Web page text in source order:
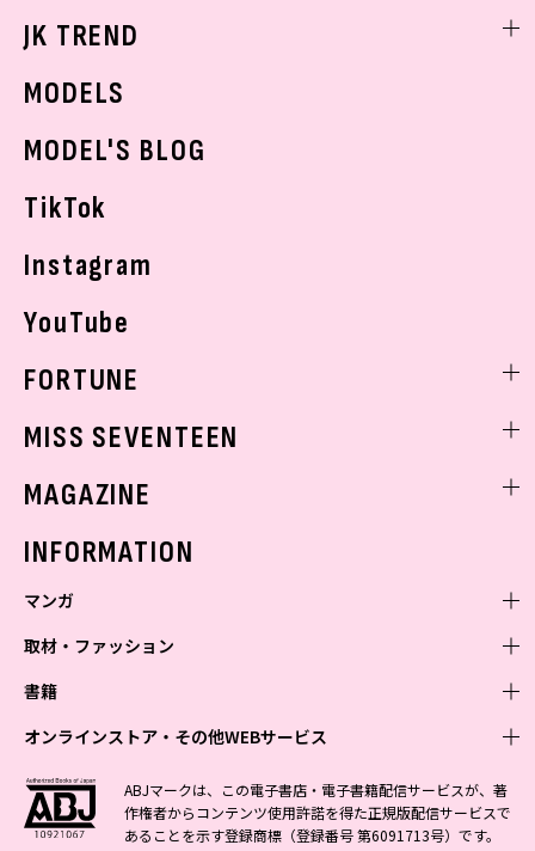
ボディケア
K-POP
モデルの購入品
おでかけ
JK TREND
MODELS
MODEL'S BLOG
TikTok
Instagram
YouTube
FORTUNE
MISS SEVENTEEN
MAGAZINE
INFORMATION
マンガ
少年マンガ
Vジャンプ
最強ジャンプ
少年ジャンプ+
青年マンガ
ZEBRACK
S-MANGA
少女マンガ
ZEBRACK
S-MANGA
女性マンガ
ジャンプTOON
取材・ファッション
ファッション・美容
BAILA
MAQUIA
芸能・情報・スポーツ
週プレNEWS
週プレ グラジャパ!
書籍
文芸・文庫・総合
小説すばる
集英社 文芸ステーション
学芸・ノンフィクション・新書
1日5分で、明日は変わる よみタイ yomitai
ライトノベル・ノベライズ
オンラインストア・その他WEBサービス
オンラインストア
OTO
その他WEBサービス
ABJマークは、この電子書店・電子書籍配信サービスが、著
作権者からコンテンツ使用許諾を得た正規版配信サービスで
あることを示す登録商標（登録番号 第6091713号）です。